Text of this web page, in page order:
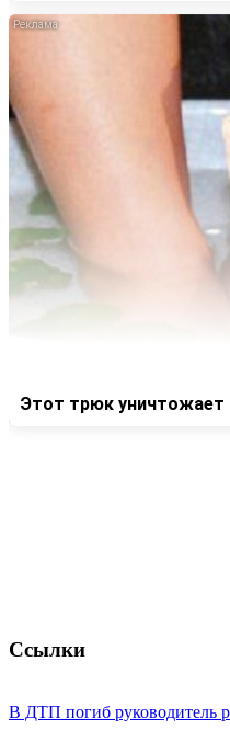
Этот трюк уничтожает
Ссылки
В ДТП погиб руководитель